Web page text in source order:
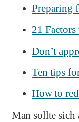
Preparing
21 Factors
Don’t
Ten tips
How to
Man sollte sich